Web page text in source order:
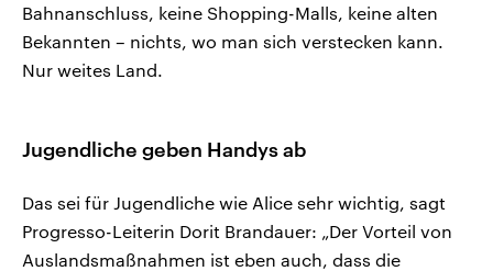
Bahnanschluss, keine Shopping-Malls, keine alten
Bekannten – nichts, wo man sich verstecken kann.
Nur weites Land.
Jugendliche geben Handys ab
Das sei für Jugendliche wie Alice sehr wichtig, sagt
Progresso-Leiterin Dorit Brandauer: „Der Vorteil von
Auslandsmaßnahmen ist eben auch, dass die